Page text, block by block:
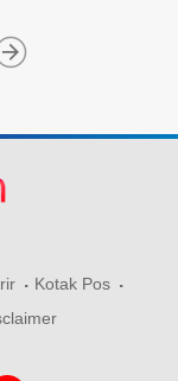
Kotak Pos